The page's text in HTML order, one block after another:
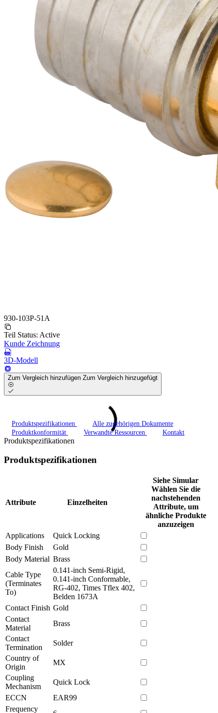
930-103P-51A
Teil Status: Active
Kunde Zeichnung
3D-Modell
Zum Vergleich hinzufügen Zum Vergleich hinzugefügt
Produktspezifikationen
Alle zugehörigen Dokumente
Produktkonformität
Verwandte Ressourcen Kontakt
Produktspezifikationen
Produktspezifikationen
Attribute Einzelheiten
Siehe Simular
Wählen Sie die
nachstehenden
Attribute, um
ähnliche Produkte
anzuzeigen
Applications
Quick Locking
Body Finish
Gold
Body Material Brass
Cable Type
(Terminates
To)
0.141-inch Semi-Rigid,
0.141-inch Conformable,
RG-402, Times Tflex 402,
Belden 1673A
Contact Finish Gold
Contact
Material
Brass
Contact
Termination
Solder
Country of
Origin
MX
Coupling
Mechanism
Quick Lock
ECCN
EAR99
Frequency